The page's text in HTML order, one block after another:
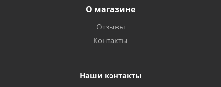
О магазине
Отзывы
Контакты
Наши контакты